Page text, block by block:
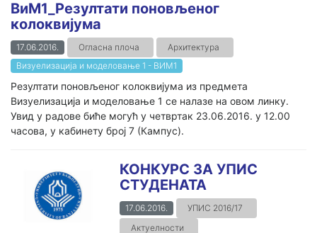
ВиМ1_Резултати поновљеног
колоквијума
17.06.2016. Огласна плоча
Архитектура
Визуелизација и моделовање 1 - ВИМ1
Резултати поновљеног колоквијума из предмета
Визуелизација и моделовање 1 се налазе на овом линку.
Увид у радове биће могућ у четвртак 23.06.2016. у 12.00
часова, у кабинету број 7 (Кампус).
КОНКУРС ЗА УПИС
СТУДЕНАТА
17.06.2016.
УПИС 2016/17
Актуелности